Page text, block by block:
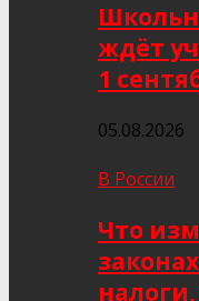
ждёт
1
05.08.2026
В России
Что